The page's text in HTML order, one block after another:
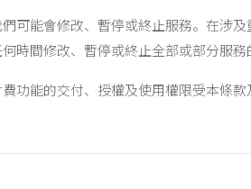
可能會修改、暫停或終止服務。在涉
時間修改、暫停或終止全部或部分服
功能的交付、授權及使用權限受本條款